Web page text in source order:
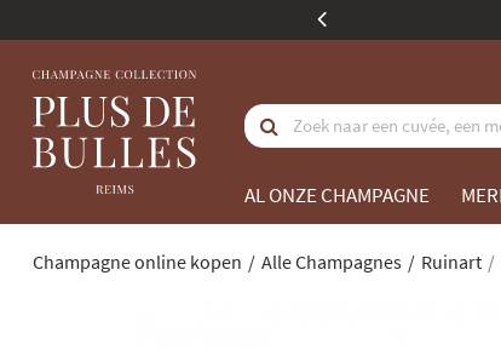
AL ONZE CHAMPAGNE
Champagne online kopen Alle Champagnes Ruinart